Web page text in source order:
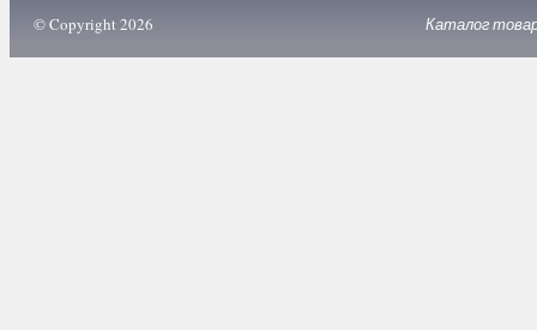
© Copyright 2026 Каталог